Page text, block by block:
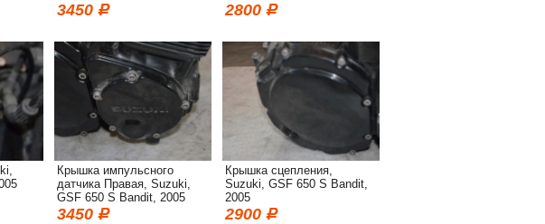
3450 2800
Крышка импульсного
датчика Правая, Suzuki,
GSF 650 S Bandit, 2005
3450
Крышка сцепления,
Suzuki, GSF 650 S Bandit,
2005
2900